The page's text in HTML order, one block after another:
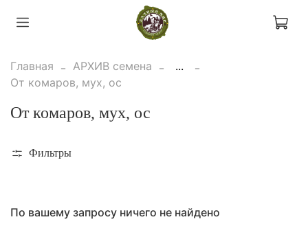
Главная АРХИВ семена
...
От комаров, мух, ос
От комаров, мух, ос
Фильтры
По вашему запросу ничего не найдено